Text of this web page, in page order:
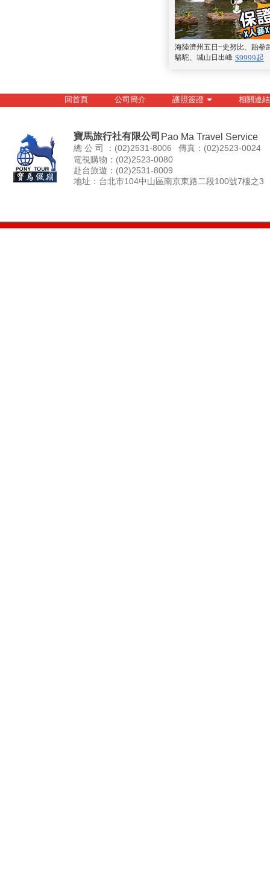
海陸濟州五日~史努比、跆拳
駱駝、城山日出峰 $9999起
回首頁 公司簡介 護照簽證 相關連結
寶馬旅行社有限公司 Pao Ma Travel Service
總 公 司 ：(02)2531-8006
傳真：(02)2523-0024
電視購物：(02)2523-0080
赴台旅遊：(02)2531-8009
地址：台北市104中山區南京東路二段100號7樓之3